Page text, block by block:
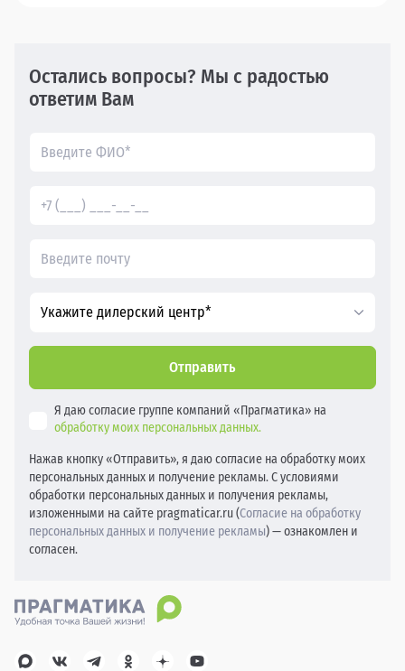
Остались вопросы? Мы с радостью
ответим Вам
Укажите дилерский центр*
Отправить
Я даю согласие группе компаний «Прагматика» на
обработку моих персональных данных.
Нажав кнопку «Отправить», я даю согласие на обработку моих
персональных данных и получение рекламы. С условиями
обработки персональных данных и получения рекламы,
изложенными на сайте pragmaticar.ru (Согласие на обработку
персональных данных и получение рекламы) — ознакомлен и
согласен.